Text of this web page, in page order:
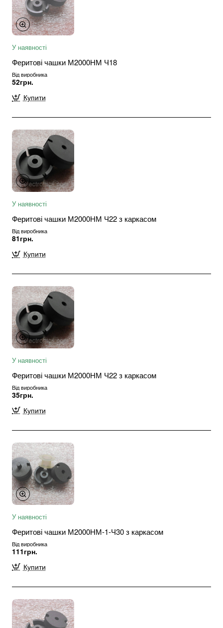
У наявності
Феритові чашки М2000НМ Ч18
Від виробника
52грн.
Купити
У наявності
Феритові чашки М2000НМ Ч22 з каркасом
Від виробника
81грн.
Купити
У наявності
Феритові чашки М2000НМ Ч22 з каркасом
Від виробника
35грн.
Купити
У наявності
Феритові чашки М2000НМ-1-Ч30 з каркасом
Від виробника
111грн.
Купити